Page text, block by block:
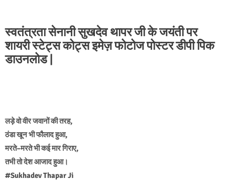
स्वतंत्रता सेनानी सुखदेव थापर जी के जयंती पर
शायरी स्टेट्स कोट्स इमेज़ फोटोज पोस्टर डीपी पिक
डाउनलोड |
लड़े वो वीर जवानों की तरह,
ठंडा खून भी फौलाद हुआ,
मरते–मरते भी कई मार गिराए,
तभी तो देश आजाद हुआ।
#Sukhadev Thapar Ji